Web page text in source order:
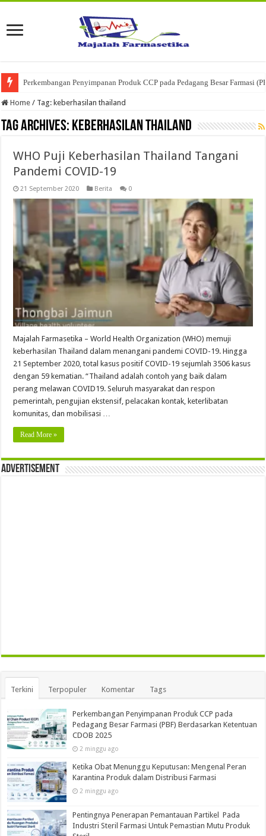
Perkembangan Penyimpanan Produk CCP pada Pedagang Besar Farmasi
Home / Tag: keberhasilan thailand
Tag Archives: keberhasilan thailand
WHO Puji Keberhasilan Thailand Tangani
Pandemi COVID-19
21 September 2020 Berita 0
Majalah Farmasetika – World Health Organization (WHO) memuji
keberhasilan Thailand dalam menangani pandemi COVID-19. Hingga
21 September 2020, total kasus positif COVID-19 sejumlah 3506 kasus
dengan 59 kematian. “Thailand adalah contoh yang baik dalam
perang melawan COVID19. Seluruh masyarakat dan respon
pemerintah, pengujian ekstensif, pelacakan kontak, keterlibatan
komunitas, dan mobilisasi …
Read More »
Advertisement
Terkini Terpopuler Komentar Tags
Perkembangan Penyimpanan Produk CCP pada
Pedagang Besar Farmasi (PBF) Berdasarkan Ketentuan
CDOB 2025
2 minggu ago
Ketika Obat Menunggu Keputusan: Mengenal Peran
Karantina Produk dalam Distribusi Farmasi
2 minggu ago
Pentingnya Penerapan Pemantauan Partikel Pada
Industri Steril Farmasi Untuk Pemastian Mutu Produk